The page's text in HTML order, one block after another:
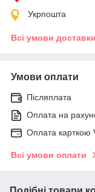
Укрпошта
Всі умови доставки
Умови оплати
Післяплата
Оплата на
Оплата карткою
Всі умови оплати